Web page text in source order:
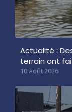
Actualité :
terrain ont
10 août 2026